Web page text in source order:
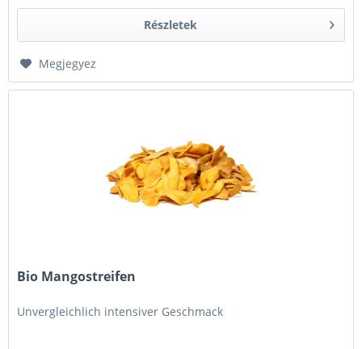
Részletek
Megjegyez
Bio Mangostreifen
Unvergleichlich intensiver Geschmack